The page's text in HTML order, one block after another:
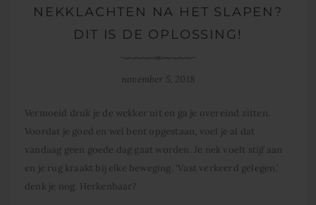
NEKKLACHTEN NA HET SLAPEN?
DIT IS DE OPLOSSING!
november 5, 2018
Vermoeid druk je de wekker uit en ga je overeind zitten.
Voordat je goed en wel bent opgestaan, voel je al dat
vandaag geen goede dag gaat worden. Je nek voelt stijf aan
en je rug kraakt bij elke beweging. ‘Vast verkeerd gelegen,’
denk je nog. Herkenbaar?